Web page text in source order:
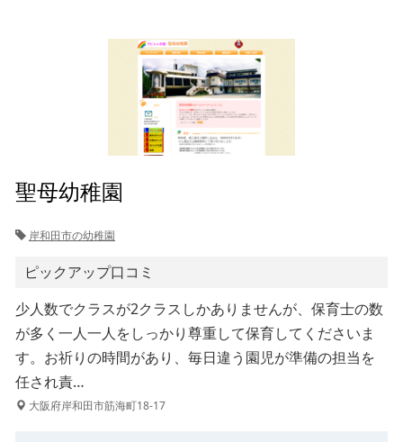
聖母幼稚園
岸和田市の幼稚園
ピックアップ口コミ
少人数でクラスが2クラスしかありませんが、保育士の数
が多く一人一人をしっかり尊重して保育してくださいま
す。お祈りの時間があり、毎日違う園児が準備の担当を
任され責…
大阪府岸和田市筋海町18-17